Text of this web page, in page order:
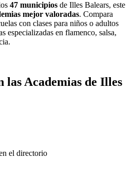
47 municipios de Illes Balears, este
mejor valoradas. Compara
con clases para niños o adultos
especializadas en flamenco, salsa,
las Academias de Illes
el directorio